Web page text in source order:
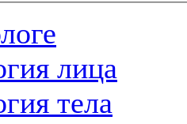
лица
тела